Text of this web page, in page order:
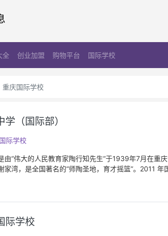
全 创业加盟 购物平台 国际学校
重庆国际学校
（国际部）
国际学校
由“伟大的人民教育家陶行知先生”于1939年7月在
家湾，是全国著名的“师陶圣地，育才摇篮”。2011 年
际学校